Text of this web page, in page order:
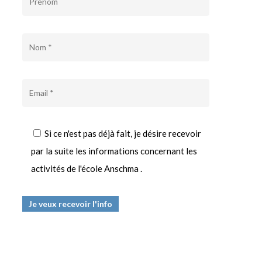
Si ce n'est pas déjà fait, je désire recevoir
par la suite les informations concernant les
activités de l'école Anschma .